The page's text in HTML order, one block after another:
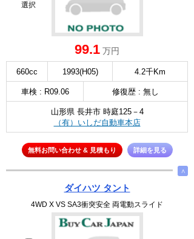
選択
99.1 万円
660cc 1993(H05) 4.2千Km
車検 : R09.06 修復歴 : 無し
山形県 長井市 時庭125－4
（有）いしだ自動車本店
無料お問い合わせ & 見積もり 詳細を見る
∧
ダイハツ タント
4WD X VS SA3衝突安全 両電動スライド